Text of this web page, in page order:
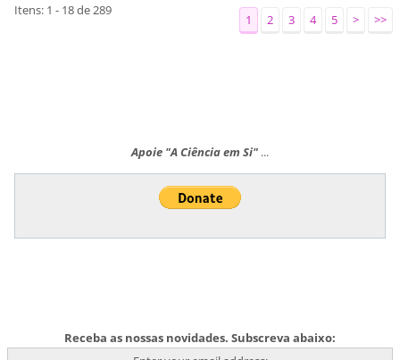
Itens: 1 - 18 de 289
1 2 3 4 5 > >>
Apoie "A Ciência em Si" ...
Receba as nossas novidades. Subscreva abaixo: